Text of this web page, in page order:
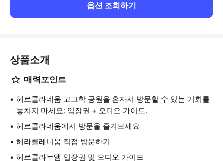
옵션 조회하기
상품소개
매력포인트
헤르쿨라네움 고고학 공원을 혼자서 방문할 수 있는 기회를
놓치지 마세요: 입장권 + 오디오 가이드.
헤르쿨라네움에서 방문을 즐겨보세요
헤라클레니움 직접 방문하기
헤르쿨라누엠 입장권 및 오디오 가이드